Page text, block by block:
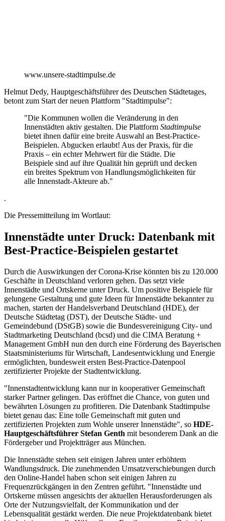
www.unsere-stadtimpulse.de
Helmut Dedy, Hauptgeschäftsführer des Deutschen Städtetages,
betont zum Start der neuen Plattform "Stadtimpulse":
"Die Kommunen wollen die Veränderung in den
Innenstädten aktiv gestalten. Die Plattform Stadtimpulse
bietet ihnen dafür eine breite Auswahl an Best-Practice-
Beispielen. Abgucken erlaubt! Aus der Praxis, für die
Praxis – ein echter Mehrwert für die Städte. Die
Beispiele sind auf ihre Qualität hin geprüft und decken
ein breites Spektrum von Handlungsmöglichkeiten für
alle Innenstadt-Akteure ab."
.
Die Pressemitteilung im Wortlaut:
Innenstädte unter Druck: Datenbank mit
Best-Practice-Beispielen gestartet
Durch die Auswirkungen der Corona-Krise könnten bis zu 120.000
Geschäfte in Deutschland verloren gehen. Das setzt viele
Innenstädte und Ortskerne unter Druck. Um positive Beispiele für
gelungene Gestaltung und gute Ideen für Innenstädte bekannter zu
machen, starten der Handelsverband Deutschland (HDE), der
Deutsche Städtetag (DST), der Deutsche Städte- und
Gemeindebund (DStGB) sowie die Bundesvereinigung City- und
Stadtmarketing Deutschland (bcsd) und die CIMA Beratung +
Management GmbH nun den durch eine Förderung des Bayerischen
Staatsministeriums für Wirtschaft, Landesentwicklung und Energie
ermöglichten, bundesweit ersten Best-Practice-Datenpool
zertifizierter Projekte der Stadtentwicklung.
"Innenstadtentwicklung kann nur in kooperativer Gemeinschaft
starker Partner gelingen. Das eröffnet die Chance, von guten und
bewährten Lösungen zu profitieren. Die Datenbank Stadtimpulse
bietet genau das: Eine tolle Gemeinschaft mit guten und
zertifizierten Projekten zum Wohle unserer Innenstädte", so HDE-
Hauptgeschäftsführer Stefan Genth mit besonderem Dank an die
Fördergeber und Projektträger aus München.
Die Innenstädte stehen seit einigen Jahren unter erhöhtem
Wandlungsdruck. Die zunehmenden Umsatzverschiebungen durch
den Online-Handel haben schon seit einigen Jahren zu
Frequenzrückgängen in den Zentren geführt. "Innenstädte und
Ortskerne müssen angesichts der aktuellen Herausforderungen als
Orte der Nutzungsvielfalt, der Kommunikation und der
Lebensqualität gestärkt werden. Die neue Projektdatenbank bietet